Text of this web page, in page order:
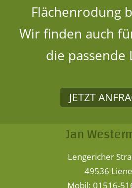
Flächenrodung
Wir finden auch
die passende
JETZT
Jan
Lengericher
49536
Mobil: 01516-